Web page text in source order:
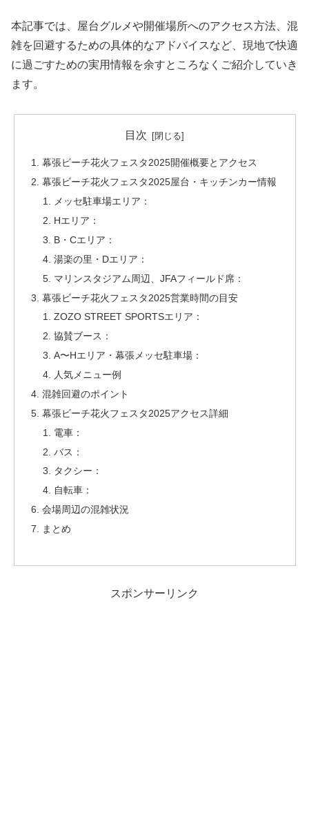
本記事では、屋台グルメや開催場所へのアクセス方法、混
雑を回避するための具体的なアドバイスなど、現地で快適
に過ごすための実用情報を余すところなくご紹介していき
ます。
目次
幕張ビーチ花火フェスタ2025開催概要とアクセス
幕張ビーチ花火フェスタ2025屋台・キッチンカー情報
メッセ駐車場エリア：
Hエリア：
B・Cエリア：
湯楽の里・Dエリア：
マリンスタジアム周辺、JFAフィールド席：
幕張ビーチ花火フェスタ2025営業時間の目安
ZOZO STREET SPORTSエリア：
協賛ブース：
A〜Hエリア・幕張メッセ駐車場：
人気メニュー例
混雑回避のポイント
幕張ビーチ花火フェスタ2025アクセス詳細
電車：
バス：
タクシー：
自転車：
会場周辺の混雑状況
まとめ
スポンサーリンク